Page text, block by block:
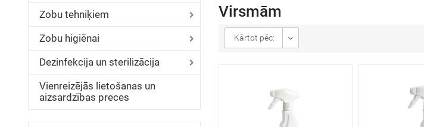
Zobu tehniķiem
Zobu higiēnai
Dezinfekcija un sterilizācija
Vienreizējās lietošanas un
aizsardzības preces
Virsmām
Kārtot pēc: